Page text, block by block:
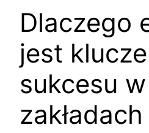
Dlaczego
jest
sukcesu w
zakładach